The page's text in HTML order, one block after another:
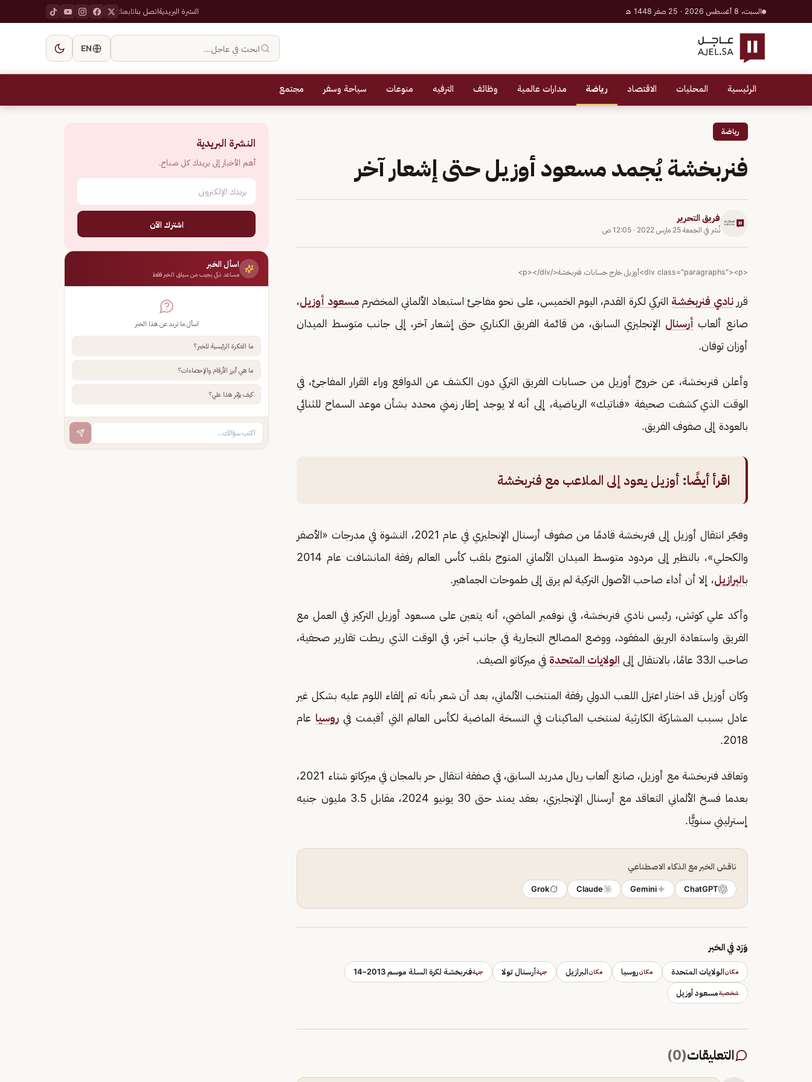
السبت، 8 أغسطس 2026 · 25 صفر 1448 هـ النشرة البريديةاتصل بناتابعنا:
ابحث في عاجل… EN
الرئيسية المحليات الاقتصاد رياضة مدارات عالمية وظائف الترفيه منوعات سياحة وسفر مجتمع
رياضة
فنربخشة يُجمد مسعود أوزيل حتى إشعار آخر
فريق التحرير
نُشر في الجمعة 25 مارس 2022 · 12:05 ص
<div class="paragraphs"><p>أوزيل خارج حسابات فنربخشة</p></div>
قررنادي فنربخشة التركي لكرة القدم، اليوم الخميس، على نحو مفاجئ استبعاد الألماني المخضرممسعود أوزيل،
صانع ألعاب أرسنال الإنجليزي السابق، من قائمة الفريق الكناري حتى إشعار آخر، إلى جانب متوسط الميدان
أوزان توفان.
وأعلن فنربخشة، عن خروج أوزيل من حسابات الفريق التركي دون الكشف عن الدوافع وراء القرار المفاجئ، في
الوقت الذي كشفت صحيفة «فناتيك» الرياضية، إلى أنه لا يوجد إطار زمني محدد بشأن موعد السماح للثنائي
بالعودة إلى صفوف الفريق.
اقرأ أيضًا: أوزيل يعود إلى الملاعب مع فنربخشة
وفجّر انتقال أوزيل إلى فنربخشة قادمًا من صفوف أرسنال الإنجليزي في عام 2021، النشوة في مدرجات «الأصفر
والكحلي»، بالنظير إلى مردود متوسط الميدان الألماني المتوج بلقب كأس العالم رفقة المانشافت عام 2014
بالبرازيل، إلا أن أداء صاحب الأصول التركية لم يرق إلى طموحات الجماهير.
وأكد علي كوتش، رئيس نادي فنربخشة، في نوفمبر الماضي، أنه يتعين على مسعود أوزيل التركيز في العمل مع
الفريق واستعادة البريق المفقود، ووضع المصالح التجارية في جانب آخر، في الوقت الذي ربطت تقارير صحفية،
صاحب الـ33 عامًا، بالانتقال إلى
الولايات المتحدة في ميركاتو الصيف.
وكان أوزيل قد اختار اعتزل اللعب الدولي رفقة المنتخب الألماني، بعد أن شعر بأنه تم إلقاء اللوم عليه بشكل غير
عادل بسبب المشاركة الكارثية لمنتخب الماكينات في النسخة الماضية لكأس العالم التي أقيمت في روسيا عام
2018.
وتعاقد فنربخشة مع أوزيل، صانع ألعاب ريال مدريد السابق، في صفقة انتقال حر بالمجان في ميركاتو شتاء 2021،
بعدما فسخ الألماني التعاقد مع أرسنال الإنجليزي، بعقد يمتد حتى 30 يونيو 2024، مقابل 3.5 مليون جنيه
إسترليني سنويًّا.
ناقش الخبر مع الذكاء الاصطناعي
ChatGPT
Gemini
Claude
Grok
وَرَد في الخبر
مكانالولايات المتحدة مكانروسيا مكانالبرازيل جهةأرسنال تولا جهةفنربخشة لكرة السلة موسم 2013–14
شخصيةمسعود أوزيل
التعليقات(
0
)
النشرة البريدية
أهم الأخبار إلى بريدك كل صباح.
اشترك الآن
اسأل الخبر
مساعد ذكي يجيب من سياق الخبر فقط
اسأل ما تريد عن هذا الخبر
ما الفكرة الرئيسية للخبر؟
ما هي أبرز الأرقام والإحصاءات؟
كيف يؤثر هذا علي؟